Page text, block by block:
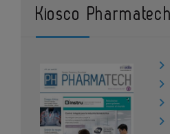
Kiosco Pharmatech